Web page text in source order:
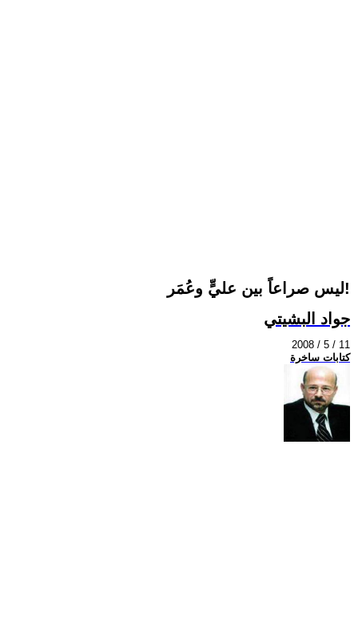
ليس صراعاً بين عليٍّ وعُمَر!
جواد البشيتي
2008 / 5 / 11
كتابات ساخرة